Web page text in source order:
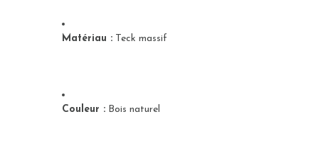
Matériau : Teck massif
Couleur : Bois naturel